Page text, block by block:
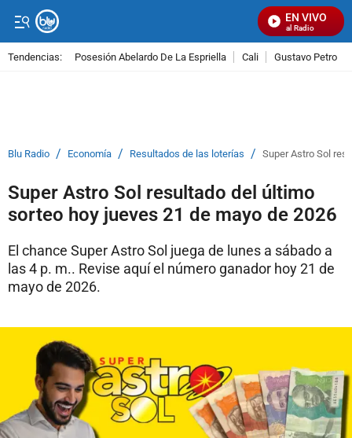
EN VIVO
Señal Visual Radio
Tendencias: Posesión Abelardo De La Espriella Cali Gustavo Petro
Blu Radio / Economía / Resultados de las loterías / Super Astro Sol
Super Astro Sol resultado del último
sorteo hoy jueves 21 de mayo de 2026
El chance Super Astro Sol juega de lunes a sábado a
las 4 p. m.. Revise aquí el número ganador hoy 21 de
mayo de 2026.